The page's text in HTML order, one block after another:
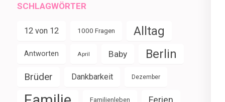
SCHLAGWÖRTER
12 von 12 1000 Fragen Alltag
Antworten April Baby Berlin
Brüder Dankbarkeit Dezember
Familienleben Ferien